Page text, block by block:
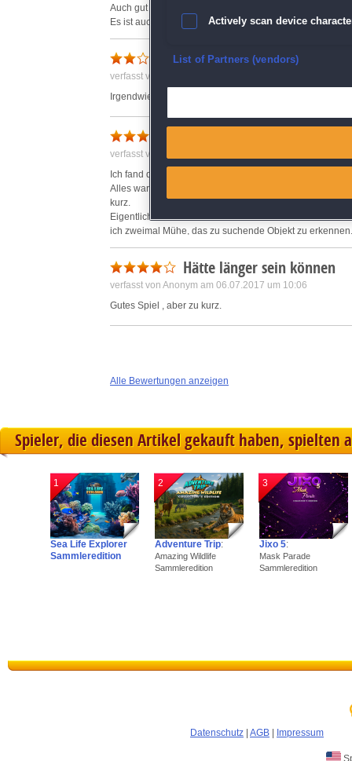
Auch gut gemacht ist es mit den Gegenständen die
Es ist auch nicht so schnell zuende gespielt.
Die Extra's die am Ende erwähnt sind, sind bestimmt
Na ja...
verfasst von Frank am 09.10.2015 um 11:13
Irgendwie werde ich mit diesem Spiel nicht warm, es
verfasst von Katrin am 21.09.2015 um 17:32
Ich fand dieses Spiel nicht wirklich toll.
Alles war ziemlich düster, eine Karte nicht vorhanden
kurz.
Eigentlich war es ein Aneinanderreihen von
ich zweimal Mühe, das zu suchende Objekt zu erkennen.
Die Story an sich war gut, das Ende zufriedenstellend.
Hätte länger sein können
verfasst von Anonym am 06.07.2017 um 10:06
Gutes Spiel , aber zu kurz.
Alle Bewertungen anzeigen
Spieler, die diesen Artikel gekauft haben, spielten
1
Sea Life Explorer
Sammleredition
2
Adventure Trip:
Amazing Wildlife
Sammleredition
3
Jixo 5:
Mask Parade
Sammleredition
Datenschutz AGB Impressum
Actively scan device
Ensure security, prevent
Save and communicate
List of Partners (vendors)